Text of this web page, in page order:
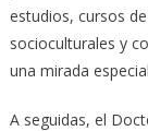
estudios, cursos
socioculturales y
una mirada
A seguidas, el